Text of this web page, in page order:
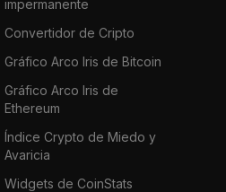
impermanente
Convertidor de Cripto
Gráfico Arco Iris de Bitcoin
Gráfico Arco Iris de
Ethereum
Índice Crypto de Miedo y
Avaricia
Widgets de CoinStats